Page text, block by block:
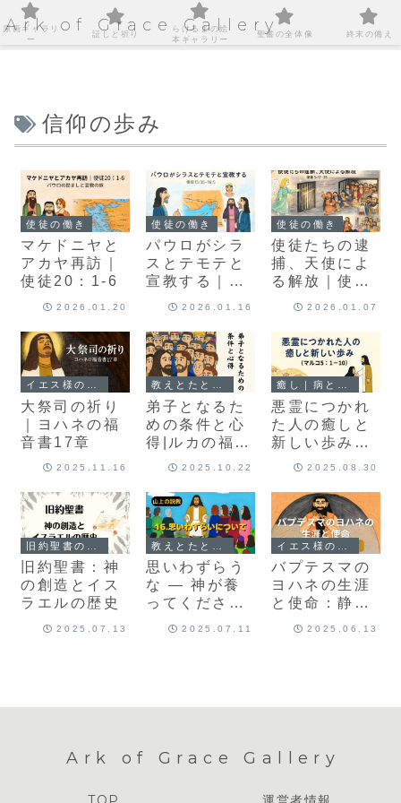
Ark of Grace Gallery
信仰の歩み
使徒の働き
マケドニヤと
アカヤ再訪｜
使徒20：1-6
2026.01.20
使徒の働き
パウロがシラ
スとテモテと
宣教する｜使
2026.01.16
使徒の働き
使徒たちの逮
捕、天使によ
る解放｜使徒
2026.01.07
大祭司の祈り
｜ヨハネの福
音書17章
2025.11.16
弟子となるた
めの条件と心
得|ルカの福音
書14章25‑35
2025.10.22
悪霊につかれ
た人の癒しと
新しい歩み｜
マルコ5：1-
2025.08.30
旧約聖書：神
の創造とイス
ラエルの歴史
2025.07.13
思いわずらう
な ― 神が養
ってくださる
2025.07.11
バプテスマの
ヨハネの生涯
と使命：静か
2025.06.13
Ark of Grace Gallery
原画ギャラリ
ー
証しと祈り
らけるまの絵
本ギャラリー
聖書の全体像 終末の備え